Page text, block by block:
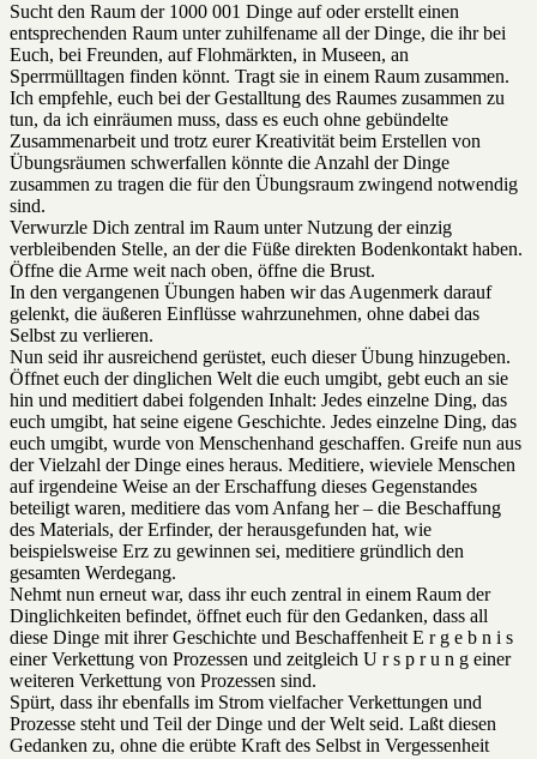
Sucht den Raum der 1000 001 Dinge auf oder erstellt einen
entsprechenden Raum unter zuhilfename all der Dinge, die ihr bei
Euch, bei Freunden, auf Flohmärkten, in Museen, an
Sperrmülltagen finden könnt. Tragt sie in einem Raum zusammen.
Ich empfehle, euch bei der Gestalltung des Raumes zusammen zu
tun, da ich einräumen muss, dass es euch ohne gebündelte
Zusammenarbeit und trotz eurer Kreativität beim Erstellen von
Übungsräumen schwerfallen könnte die Anzahl der Dinge
zusammen zu tragen die für den Übungsraum zwingend notwendig
sind.
Verwurzle Dich zentral im Raum unter Nutzung der einzig
verbleibenden Stelle, an der die Füße direkten Bodenkontakt haben.
Öffne die Arme weit nach oben, öffne die Brust.
In den vergangenen Übungen haben wir das Augenmerk darauf
gelenkt, die äußeren Einflüsse wahrzunehmen, ohne dabei das
Selbst zu verlieren.
Nun seid ihr ausreichend gerüstet, euch dieser Übung hinzugeben.
Öffnet euch der dinglichen Welt die euch umgibt, gebt euch an sie
hin und meditiert dabei folgenden Inhalt: Jedes einzelne Ding, das
euch umgibt, hat seine eigene Geschichte. Jedes einzelne Ding, das
euch umgibt, wurde von Menschenhand geschaffen. Greife nun aus
der Vielzahl der Dinge eines heraus. Meditiere, wieviele Menschen
auf irgendeine Weise an der Erschaffung dieses Gegenstandes
beteiligt waren, meditiere das vom Anfang her – die Beschaffung
des Materials, der Erfinder, der herausgefunden hat, wie
beispielsweise Erz zu gewinnen sei, meditiere gründlich den
gesamten Werdegang.
Nehmt nun erneut war, dass ihr euch zentral in einem Raum der
Dinglichkeiten befindet, öffnet euch für den Gedanken, dass all
diese Dinge mit ihrer Geschichte und Beschaffenheit E r g e b n i s
einer Verkettung von Prozessen und zeitgleich U r s p r u n g einer
weiteren Verkettung von Prozessen sind.
Spürt, dass ihr ebenfalls im Strom vielfacher Verkettungen und
Prozesse steht und Teil der Dinge und der Welt seid. Laßt diesen
Gedanken zu, ohne die erübte Kraft des Selbst in Vergessenheit